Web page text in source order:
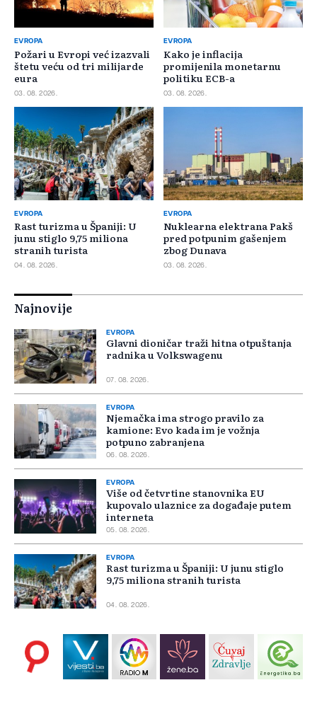
EVROPA
Požari u Evropi već izazvali
štetu veću od tri milijarde
eura
03. 08. 2026.
EVROPA
Kako je inflacija
promijenila monetarnu
politiku ECB-a
03. 08. 2026.
EVROPA
Rast turizma u Španiji: U
junu stiglo 9,75 miliona
stranih turista
04. 08. 2026.
EVROPA
Nuklearna elektrana Pakš
pred potpunim gašenjem
zbog Dunava
03. 08. 2026.
Najnovije
EVROPA
Glavni dioničar traži hitna otpuštanja
radnika u Volkswagenu
07. 08. 2026.
EVROPA
Njemačka ima strogo pravilo za
kamione: Evo kada im je vožnja
potpuno zabranjena
06. 08. 2026.
EVROPA
Više od četvrtine stanovnika EU
kupovalo ulaznice za događaje putem
interneta
05. 08. 2026.
EVROPA
Rast turizma u Španiji: U junu stiglo
9,75 miliona stranih turista
04. 08. 2026.